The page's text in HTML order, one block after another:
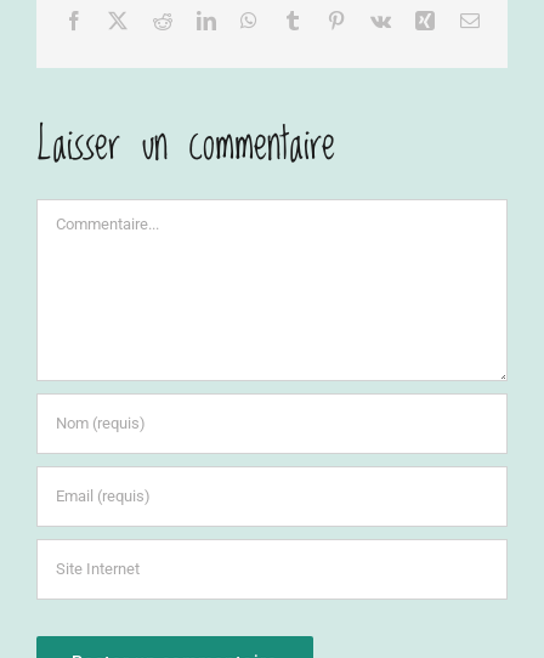
Facebook RedditLinkedInWhatsApp
Tumblr Pinterest
Vk XingEmail
Laisser un commentaire
Commentaire